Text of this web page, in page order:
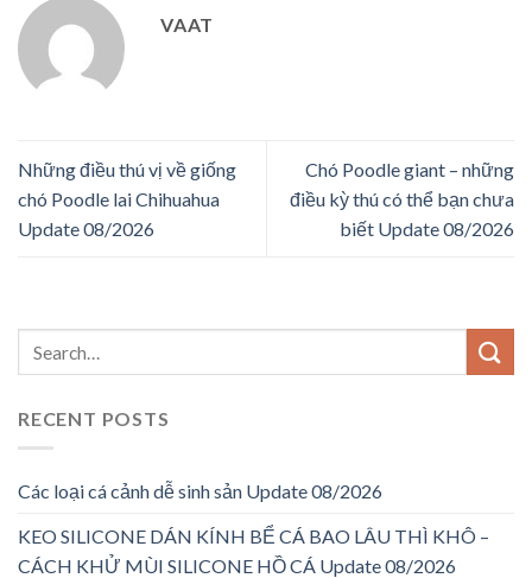
VAAT
Những điều thú vị về giống
chó Poodle lai Chihuahua
Update 08/2026
Chó Poodle giant – những
điều kỳ thú có thể bạn chưa
biết Update 08/2026
RECENT POSTS
Các loại cá cảnh dễ sinh sản Update 08/2026
KEO SILICONE DÁN KÍNH BỂ CÁ BAO LÂU THÌ KHÔ –
CÁCH KHỬ MÙI SILICONE HỒ CÁ Update 08/2026